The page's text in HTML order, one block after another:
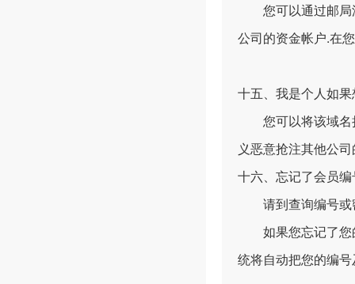
您可以通过邮局
公司的资金帐户.在
十五、我是个人如
您可以将该域名
义恶意抢注其他公
十六、忘记了会员
请到查询编号或
如果您忘记了您
统将自动把您的编